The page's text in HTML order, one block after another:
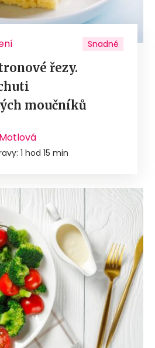
Snadné
řezy.
moučníků
1 hod 15 min